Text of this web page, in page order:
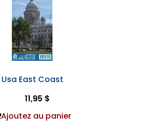
Usa East Coast
11,95 $
Ajoutez au panier